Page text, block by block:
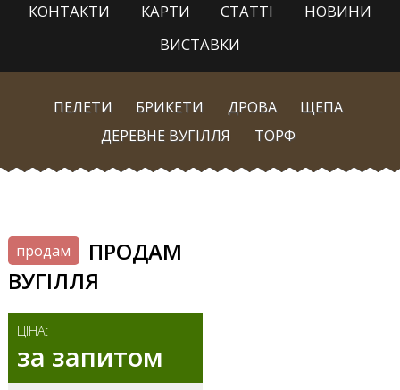
КОНТАКТИ
КАРТИ СТАТТІ
НОВИНИ
ВИСТАВКИ
ПЕЛЕТИ БРИКЕТИ ДРОВА
ЩЕПА
ДЕРЕВНЕ ВУГІЛЛЯ
ТОРФ
продам
ПРОДАМ
ВУГІЛЛЯ
ЦІНА:
за запитом